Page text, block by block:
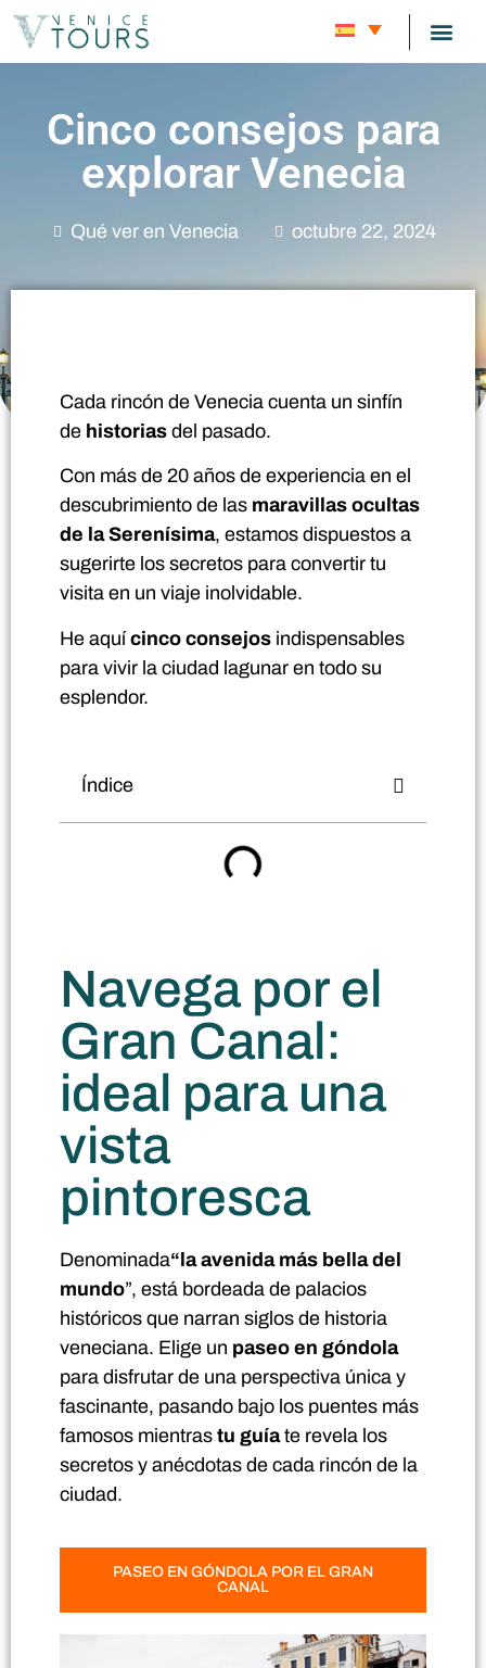
Cinco consejos para
explorar Venecia
Qué ver en Venecia octubre 22, 2024
Cada rincón de Venecia cuenta un sinfín
de historias del pasado.
Con más de 20 años de experiencia en el
descubrimiento de las maravillas ocultas
de la Serenísima, estamos dispuestos a
sugerirte los secretos para convertir tu
visita en un viaje inolvidable.
He aquícinco consejos indispensables
para vivir la ciudad lagunar en todo su
esplendor.
Índice
Navega por el
Gran Canal:
ideal para una
vista
pintoresca
Denominada“la avenida más bella del
mundo”, está bordeada de palacios
históricos que narran siglos de historia
veneciana. Elige un paseo en góndola
para disfrutar de una perspectiva única y
fascinante, pasando bajo los puentes más
famosos mientras tu guíate revela los
secretos y anécdotas de cada rincón de la
ciudad.
PASEO EN GÓNDOLA POR EL GRAN
CANAL